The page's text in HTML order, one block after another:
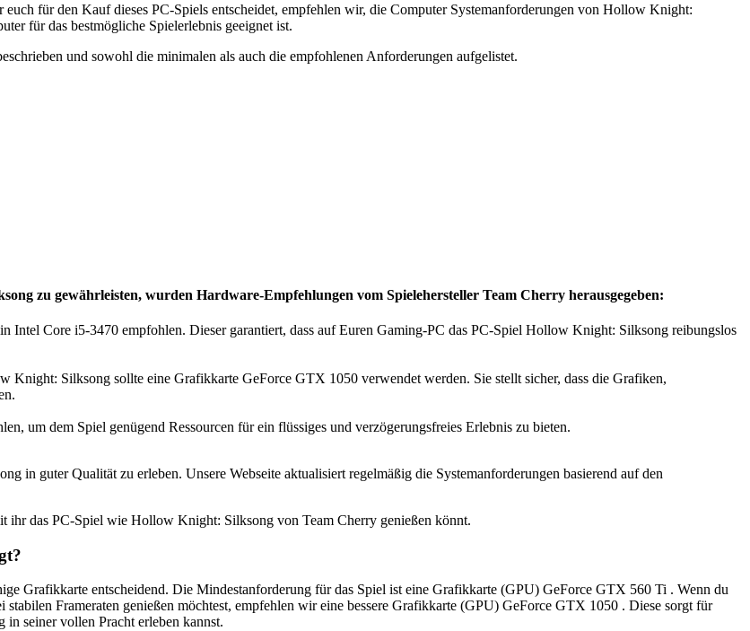
für den Kauf dieses PC-Spiels entscheidet, empfehlen wir, die Computer Systemanforderungen von Hollow Knight:
für das bestmögliche Spielerlebnis geeignet ist.
und sowohl die minimalen als auch die empfohlenen Anforderungen aufgelistet.
zu gewährleisten, wurden Hardware-Empfehlungen vom Spielehersteller Team Cherry herausgegeben:
Intel Core i5-3470 empfohlen. Dieser garantiert, dass auf Euren Gaming-PC das PC-Spiel Hollow Knight: Silksong reibungslos
Knight: Silksong sollte eine Grafikkarte GeForce GTX 1050 verwendet werden. Sie stellt sicher, dass die Grafiken,
um dem Spiel genügend Ressourcen für ein flüssiges und verzögerungsfreies Erlebnis zu bieten.
in guter Qualität zu erleben. Unsere Webseite aktualisiert regelmäßig die Systemanforderungen basierend auf den
ihr das PC-Spiel wie Hollow Knight: Silksong von Team Cherry genießen könnt.
Grafikkarte entscheidend. Die Mindestanforderung für das Spiel ist eine Grafikkarte (GPU) GeForce GTX 560 Ti . Wenn du
Frameraten genießen möchtest, empfehlen wir eine bessere Grafikkarte (GPU) GeForce GTX 1050 . Diese sorgt für
seiner vollen Pracht erleben kannst.